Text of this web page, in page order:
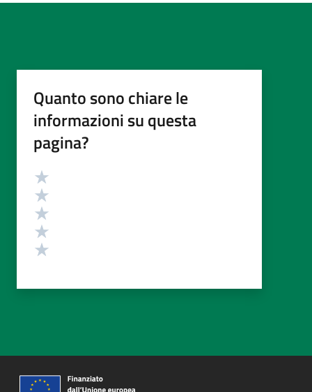
Quanto sono chiare le
informazioni su questa
pagina?
Valutazione